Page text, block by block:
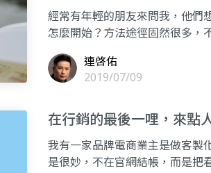
經常有年輕的朋友來問我，他們
怎麼開始？方法途徑固然很多，
連啓佑
2019/07/09
在行銷的最後一哩，來點
我有一家品牌電商業主是做客製
是很妙，不在官網結帳，而是把